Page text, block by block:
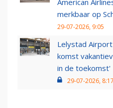
merkbaar op
29-07-2026, 9:05
Lelystad
komst
in de toekomst'
29-07-2026, 8:17